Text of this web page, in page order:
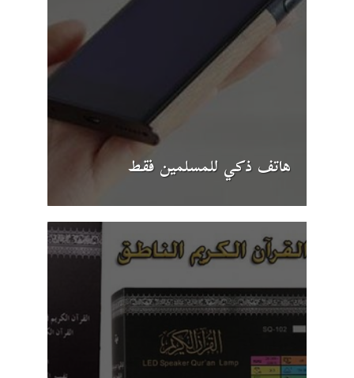
هاتف ذكي للمسلمين فقط